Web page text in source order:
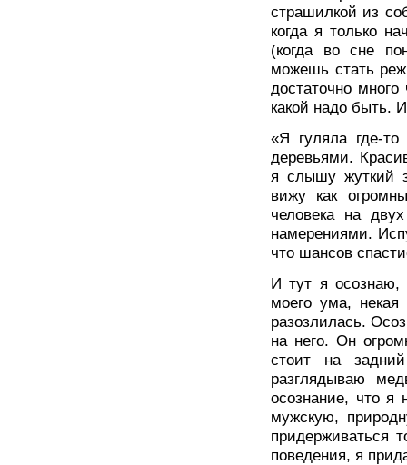
страшилкой из
когда я только
(когда во сне
можешь стать
достаточно
какой надо быть.
«Я гуляла где-
деревьями.
я слышу жуткий
вижу как
человека на
намерениями.
что шансов
И тут я
моего ума,
разозлилась.
на него. Он
стоит на
разглядываю
осознание, что
мужскую,
придерживаться
поведения, я